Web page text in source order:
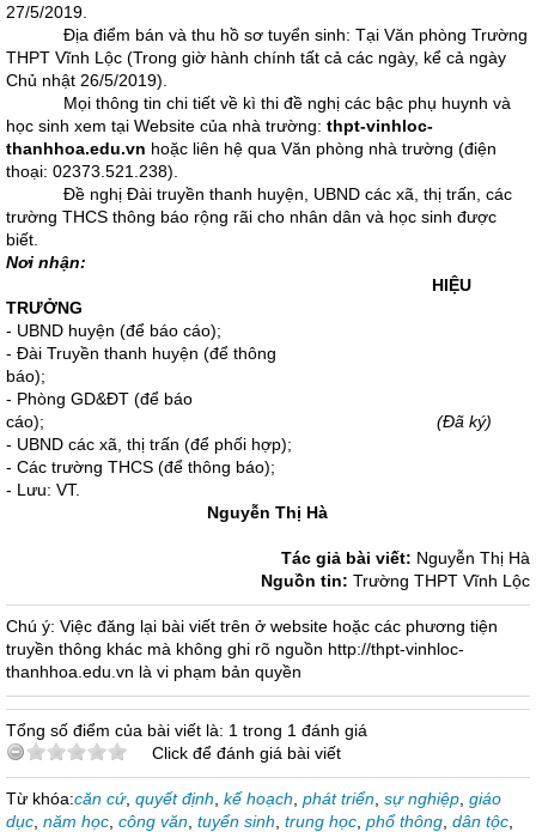
27/5/2019.
Địa điểm bán và thu hồ sơ tuyển sinh: Tại Văn phòng Trường
THPT Vĩnh Lộc (Trong giờ hành chính tất cả các ngày, kể cả ngày
Chủ nhật 26/5/2019).
Mọi thông tin chi tiết về kì thi đề nghị các bậc phụ huynh và
học sinh xem tại Website của nhà trường: thpt-vinhloc-
thanhhoa.edu.vn hoặc liên hệ qua Văn phòng nhà trường (điện
thoại: 02373.521.238).
Đề nghị Đài truyền thanh huyện, UBND các xã, thị trấn, các
trường THCS thông báo rộng rãi cho nhân dân và học sinh được
biết.
Nơi nhận:
HIỆU
TRƯỞNG
- UBND huyện (để báo cáo);
- Đài Truyền thanh huyện (để thông
báo);
- Phòng GD&ĐT (để báo
cáo); (Đã ký)
- UBND các xã, thị trấn (để phối hợp);
- Các trường THCS (để thông báo);
- Lưu: VT.
Nguyễn Thị Hà
Tác giả bài viết: Nguyễn Thị Hà
Nguồn tin: Trường THPT Vĩnh Lộc
Chú ý: Việc đăng lại bài viết trên ở website hoặc các phương tiện
truyền thông khác mà không ghi rõ nguồn http://thpt-vinhloc-
thanhhoa.edu.vn là vi phạm bản quyền
Tổng số điểm của bài viết là: 1 trong 1 đánh giá
Click để đánh giá bài viết
Từ khóa:căn cứ, quyết định kế hoạch phát triển sự nghiệp giáo
dục năm học công văn tuyển sinh trung học phổ thông dân tộc